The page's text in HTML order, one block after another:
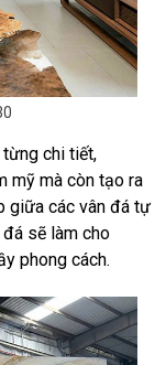
chi tiết,
mỹ mà còn tạo ra
giữa các vân đá tự
sẽ làm cho
phong cách.